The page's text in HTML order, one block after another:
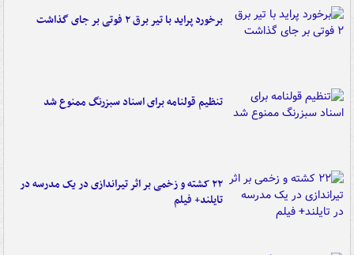
برخورد پراید با تیر برق ۲ فوتی بر جای گذاشت
تنظیم قولنامه برای اسناد سبزرنگ ممنوع شد
۲۲ کشته و زخمی بر اثر تیراندازی در یک مدرسه در
تایلند+ فیلم